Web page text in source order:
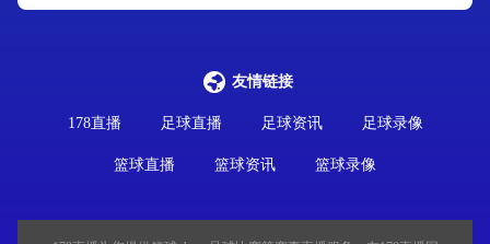
友情链接
178直播 足球直播 足球资讯 足球录像
篮球直播 篮球资讯 篮球录像